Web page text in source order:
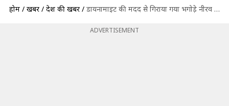
होम / खबरें / देश की खबरें / डायनामाइट की मदद से गिराया गया भगोड़े नीरव मोदी का 100 करोड़ का बंगला
ADVERTISEMENT